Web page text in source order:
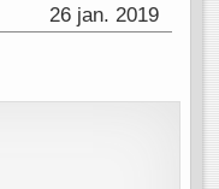
26 jan. 2019